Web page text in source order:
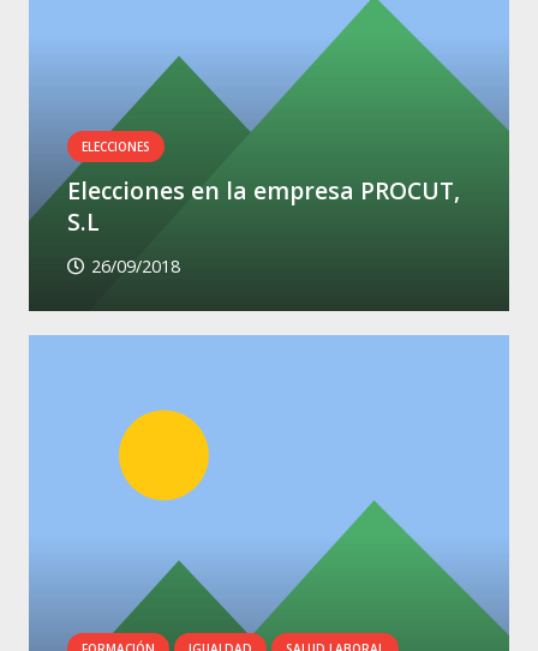
ELECCIONES
Elecciones en la empresa PROCUT,
S.L
26/09/2018